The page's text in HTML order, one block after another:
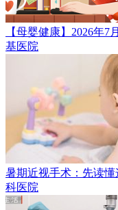
【母婴健康】2026年
基医院
暑期近视手术：先读
科医院